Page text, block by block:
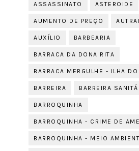
ASSASSINATO ASTEROIDE
AUMENTO DE PREÇO
AUXÍLIO BARBEARIA
BARRACA DA DONA RITA
BARRACA MERGULHE - ILHA DO
BARREIRA BARREIRA
BARROQUINHA
BARROQUINHA - CRIME DE
BARROQUINHA - MEIO